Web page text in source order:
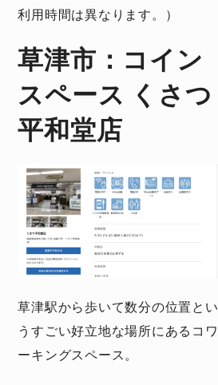
利用時間は異なります。）
草津市：コイン
スペース くさつ
平和堂店
草津駅から歩いて数分の位置とい
うすごい好立地な場所にあるコワ
ーキングスペース。